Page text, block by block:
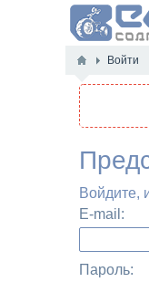
Войти
Войдите,
E-mail:
Пароль: